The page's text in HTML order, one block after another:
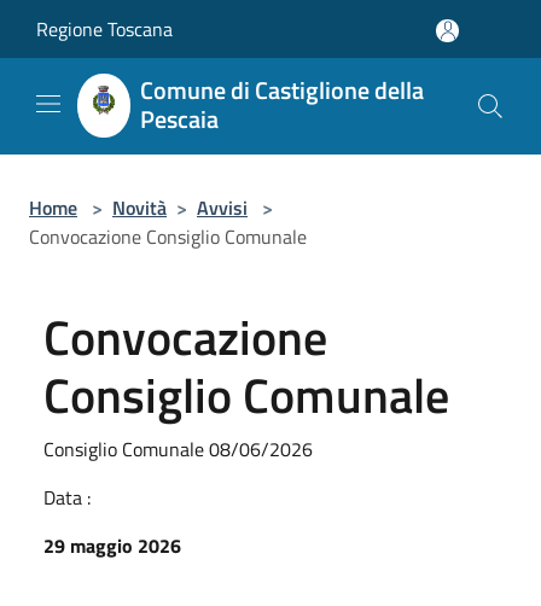
Regione Toscana
Comune di Castiglione della
Pescaia
Home > Novità > Avvisi >
Convocazione Consiglio Comunale
Convocazione
Consiglio Comunale
Consiglio Comunale 08/06/2026
Data :
29 maggio 2026